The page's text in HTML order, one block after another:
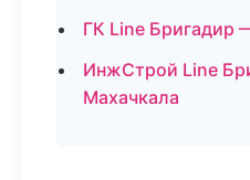
ГК Line Бригадир
ИнжСтрой Line
Махачкала